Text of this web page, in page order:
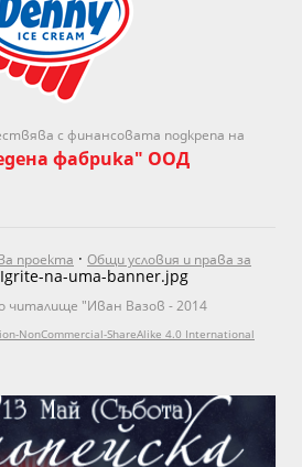
с финансовата подкрепа на
фабрика" ООД
проекта · Общи условия и права за
na-uma-banner.jpg
читалище "Иван Вазов - 2014
NonCommercial-ShareAlike 4.0 International